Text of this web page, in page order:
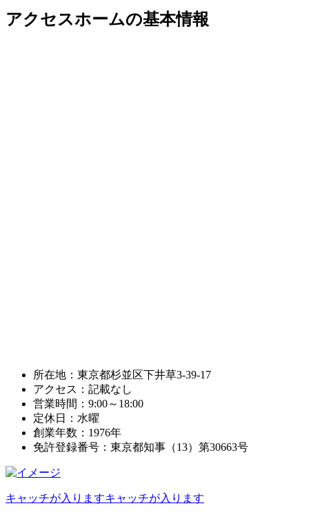
アクセスホームの基本情報
所在地：東京都杉並区下井草3-39-17
アクセス：記載なし
営業時間：9:00～18:00
定休日：水曜
創業年数：1976年
免許登録番号：東京都知事（13）第30663号
キャッチが入りますキャッチが入ります